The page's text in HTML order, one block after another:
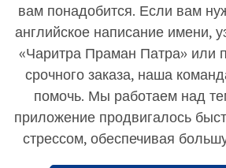
вам понадобится. Если вам
английское написание имени,
«Чаритра Праман Патра» или
срочного заказа, наша
помочь. Мы работаем над
приложение продвигалось
стрессом, обеспечивая